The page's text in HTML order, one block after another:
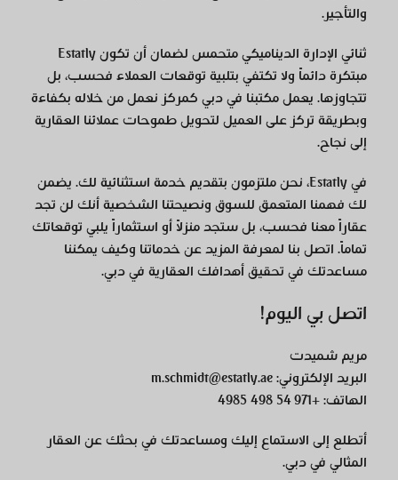
والتأجير.
ثنائي الإدارة الديناميكي متحمس لضمان أن تكون Estatly
مبتكرة دائماً ولا تكتفي بتلبية توقعات العملاء فحسب، بل
تتجاوزها. يعمل مكتبنا في دبي كمركز نعمل من خلاله بكفاءة
وبطريقة تركز على العميل لتحويل طموحات عملائنا العقارية
إلى نجاح.
في Estatly، نحن ملتزمون بتقديم خدمة استثنائية لك. يضمن
لك فهمنا المتعمق للسوق ونصيحتنا الشخصية أنك لن تجد
عقاراً معنا فحسب، بل ستجد منزلاً أو استثماراً يلبي توقعاتك
تماماً. اتصل بنا لمعرفة المزيد عن خدماتنا وكيف يمكننا
مساعدتك في تحقيق أهدافك العقارية في دبي.
اتصل بي اليوم!
مريم شميدت
البريد الإلكتروني: m.schmidt@estatly.ae
الهاتف: +971 54 498 4985
أتطلع إلى الاستماع إليك ومساعدتك في بحثك عن العقار
المثالي في دبي.